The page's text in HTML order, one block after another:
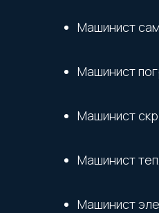
Машинист
Машинист
Машинист
Машинист
Машинист